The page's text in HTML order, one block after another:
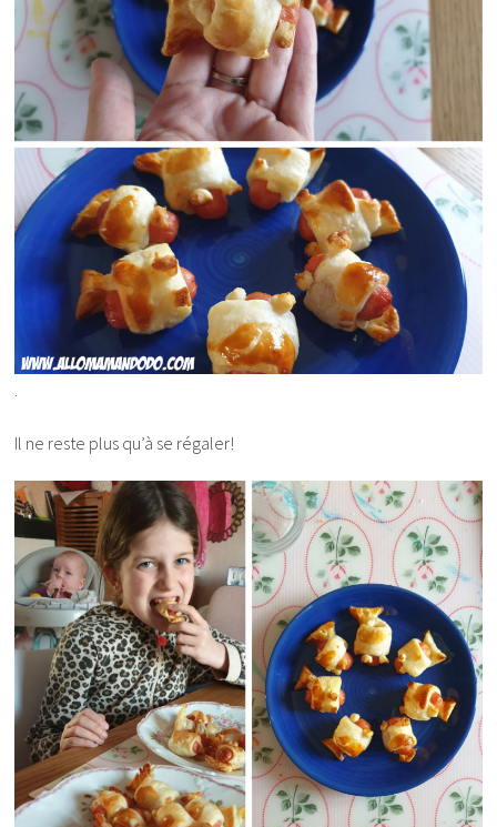
.
Il ne reste plus qu’à se régaler!